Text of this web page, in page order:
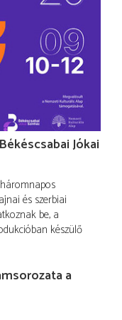
Jókai
és szerbiai
be, a
készülő
a